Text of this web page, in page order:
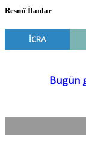
Resmî İlanlar